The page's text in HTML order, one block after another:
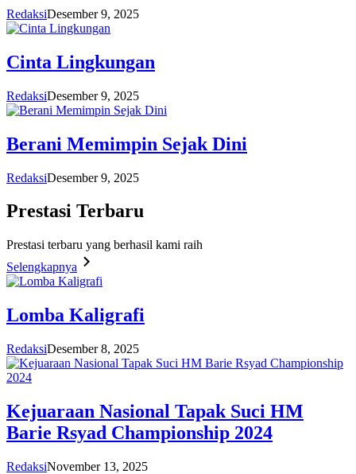
RedaksiDesember 9, 2025
Cinta Lingkungan
RedaksiDesember 9, 2025
Berani Memimpin Sejak Dini
RedaksiDesember 9, 2025
Prestasi Terbaru
Prestasi terbaru yang berhasil kami raih
Selengkapnya
Lomba Kaligrafi
RedaksiDesember 8, 2025
Kejuaraan Nasional Tapak Suci HM
Barie Rsyad Championship 2024
RedaksiNovember 13, 2025